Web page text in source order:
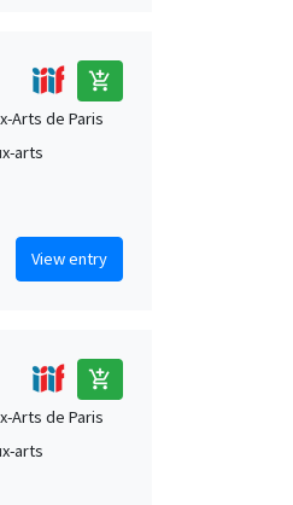
add_shopping_cart
Arts de Paris
arts
View entry
add_shopping_cart
Arts de Paris
arts